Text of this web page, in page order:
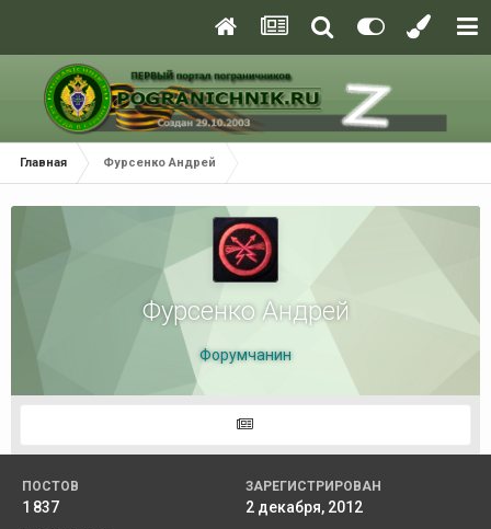
Главная Фурсенко Андрей
Фурсенко Андрей
Форумчанин
ПОСТОВ
1 837
ЗАРЕГИСТРИРОВАН
2 декабря, 2012